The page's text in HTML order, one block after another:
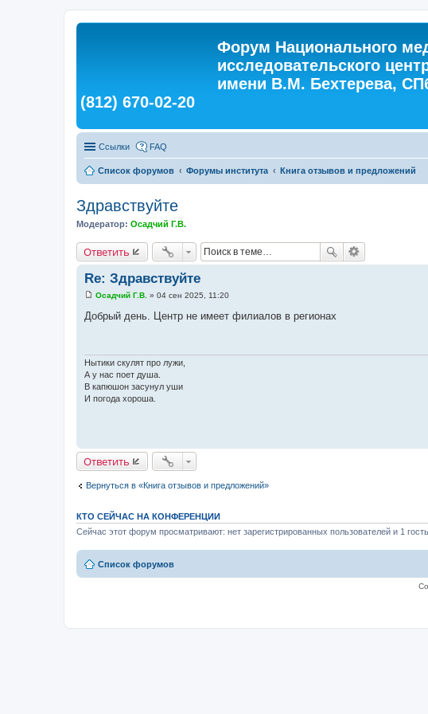
Форум Национального
исследовательского
имени В.М. Бехтерева,
(812) 670-02-20
Ссылки FAQ
Список форумов Форумы института Книга отзывов и предложений
Здравствуйте
Модератор: Осадчий Г.В.
Ответить
Re: Здравствуйте
о
н
е
Осадчий Г.В. » 04 сен 2025, 11:20
Добрый день. Центр не имеет филиалов в регионах
Нытики скулят про лужи,
А у нас поет душа.
В капюшон засунул уши
И погода хороша.
Ответить
Вернуться в «Книга отзывов и предложений»
КТО СЕЙЧАС НА КОНФЕРЕНЦИИ
Сейчас этот форум просматривают: нет зарегистрированных пользователей и 1 гость
Список форумов